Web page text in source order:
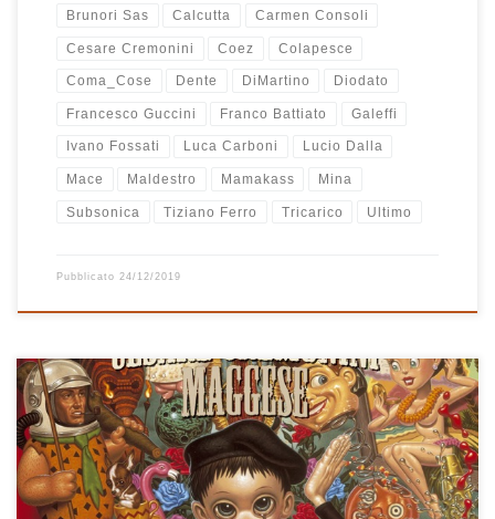
Brunori Sas Calcutta Carmen Consoli
Cesare Cremonini Coez Colapesce
Coma_Cose Dente DiMartino Diodato
Francesco Guccini Franco Battiato Galeffi
Ivano Fossati Luca Carboni Lucio Dalla
Mace Maldestro Mamakass Mina
Subsonica Tiziano Ferro Tricarico Ultimo
Pubblicato 24/12/2019
Ahhh Marmellata #25!! Anche lei nella playlist Una canzone a caso!
Sono particolarmente affezionato a questa canzone di Cesare
Cremonini che è sempre capace di mettermi di buon umore. Vi
siete mai chiesti cosa voglia dire il titolo Marmellata #25? Il